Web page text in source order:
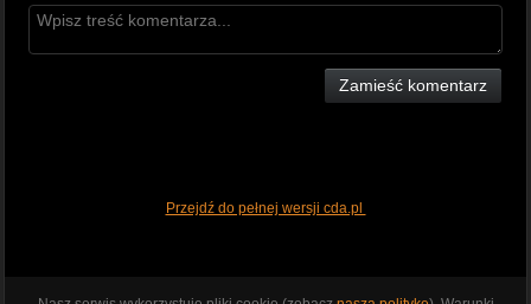
Zamieść komentarz
Przejdź do pełnej wersji cda.pl